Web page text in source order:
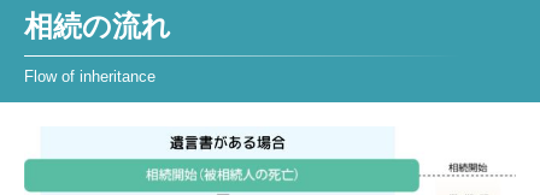
相続の流れ